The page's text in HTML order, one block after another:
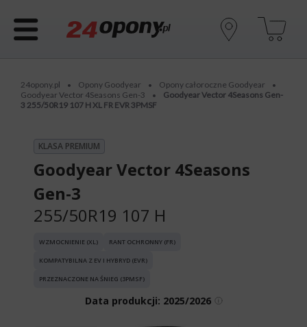
24opony.pl • Opony Goodyear • Opony całoroczne Goodyear •
Goodyear Vector 4Seasons Gen-3 •
Goodyear Vector 4Seasons Gen-
3 255/50R19 107 H XL FR EVR 3PMSF
KLASA PREMIUM
Goodyear Vector 4Seasons
Gen-3
255/50R19 107 H
WZMOCNIENIE (XL) RANT OCHRONNY (FR)
KOMPATYBILNA Z EV I HYBRYD (EVR)
PRZEZNACZONE NA ŚNIEG (3PMSF)
Data produkcji: 2025/2026